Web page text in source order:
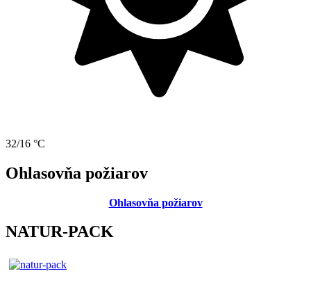
32/16 °C
Ohlasovňa požiarov
Ohlasovňa požiarov
NATUR-PACK